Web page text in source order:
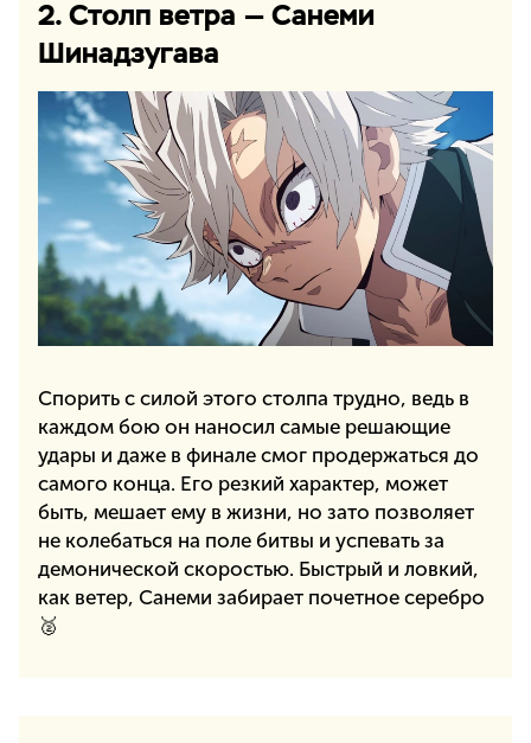
2. Столп ветра — Санеми
Шинадзугава
Спорить с силой этого столпа трудно, ведь в
каждом бою он наносил самые решающие
удары и даже в финале смог продержаться до
самого конца. Его резкий характер, может
быть, мешает ему в жизни, но зато позволяет
не колебаться на поле битвы и успевать за
демонической скоростью. Быстрый и ловкий,
как ветер, Санеми забирает почетное серебро
🥈